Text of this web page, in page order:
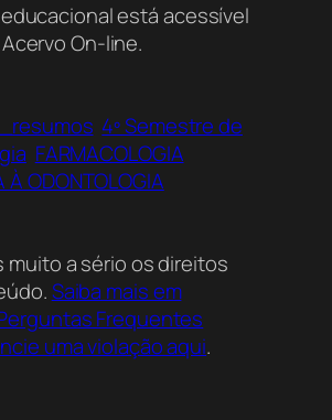
está acessível
On-line.
4º Semestre de
FARMACOLOGIA
À ODONTOLOGIA
muito a sério os direitos
Saiba mais em
Frequentes
uma violação aqui.